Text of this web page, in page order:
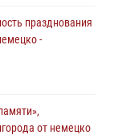
празднования
-
от немецко